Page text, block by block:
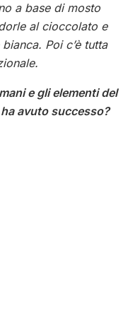
a base di mosto
al cioccolato e
Poi c’è tutta
e gli elementi del
avuto successo?